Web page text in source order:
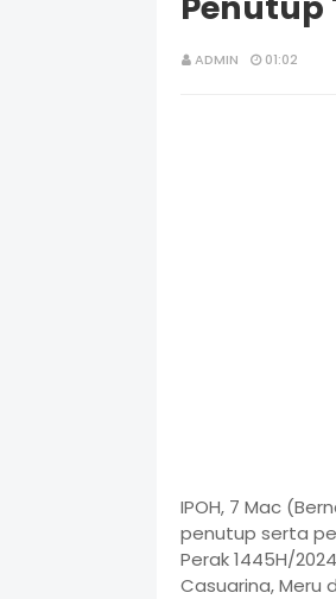
ADMIN 01:02
IPOH, 7 Mac
penutup serta
Perak 1445H/
Casuarina, Meru